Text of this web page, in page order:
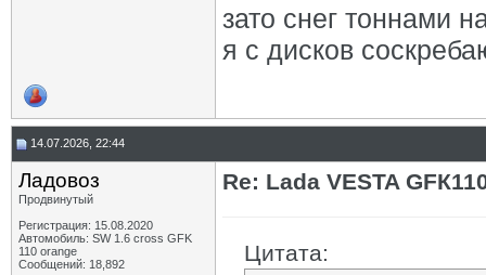
зато снег тоннами
я с дисков
14.07.2026, 22:44
Ладовоз
Продвинутый
Регистрация: 15.08.2020
Автомобиль: SW 1.6 cross GFK
110 orange
Сообщений: 18,892
Re: Lada VESTA
Цитата: